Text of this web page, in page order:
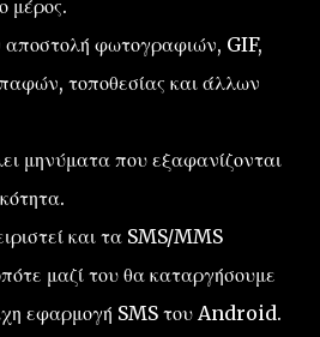
μέρος.
αποστολή φωτογραφιών, GIF,
τοποθεσίας και άλλων
μηνύματα που εξαφανίζονται
και τα SMS/MMS
μαζί του θα καταργήσουμε
εφαρμογή SMS του Android.